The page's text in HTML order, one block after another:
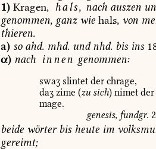
1) Kragen, hals, nachauszen
genommen, ganzwie hals, von
thieren.
a) soahd. mhd. undnhd. bis ins
α) nach innen genommen:
swaʒ slintet der chrage,
daʒ zime (zu sich) nimet der
mage.
genesis, fundgr.
beide wörterbis heute im
gereimt;